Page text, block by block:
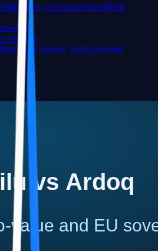
zwei unterschiedliche
Value
Wahl ist
Reife heraus, nicht aus einer